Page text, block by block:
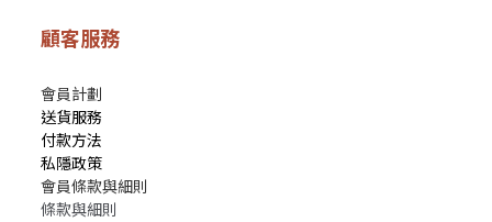
顧客服務
會員計劃
送貨服務
付款方法
私隱政策
會員條款與細則
條款與細則